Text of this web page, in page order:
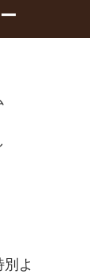
別よ